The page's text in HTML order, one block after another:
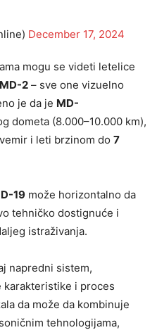
December 17, 2024
mogu se videti letelice
2 – sve one vizuelno
je da je MD-
dometa (8.000–10.000 km),
i leti brzinom do 7
19 može horizontalno da
tehničko dostignuće i
istraživanja.
napredni sistem,
i proces
da može da kombinuje
tehnologijama,